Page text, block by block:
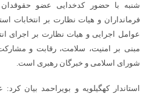
شنبه با حضور کدخدایی عضو
فرمانداران و هیات نظارت بر
عوامل اجرایی و هیات نظارت بر اجرای
مبنی بر امنیت، سلامت، رقابت و
شورای اسلامی و خبرگان رهبری است.
استاندار کهگیلویه و بویراحمد بیان